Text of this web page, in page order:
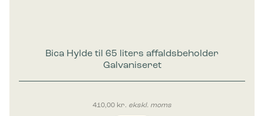
Bica Hylde til 65 liters affaldsbeholder
Galvaniseret
410,00 kr. ekskl. moms